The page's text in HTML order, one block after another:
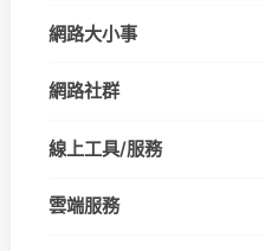
網路大小事
網路社群
線上工具/服務
雲端服務